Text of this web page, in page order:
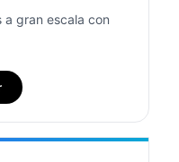
gran escala con